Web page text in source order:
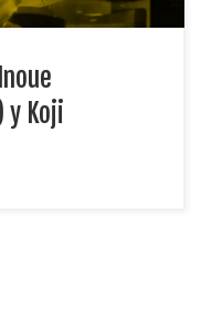
y Koji